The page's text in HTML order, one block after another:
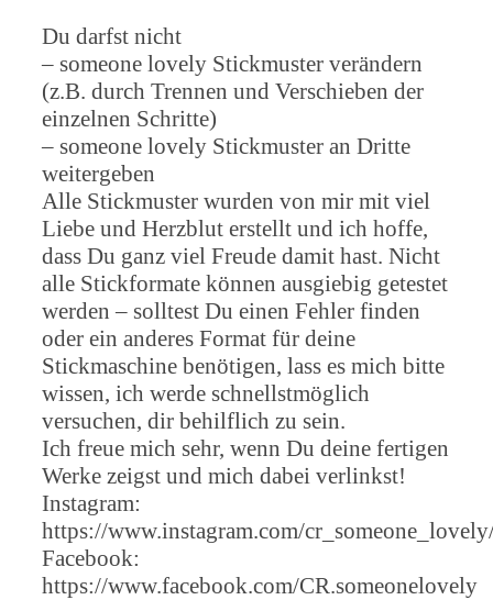
Du darfst nicht
– someone lovely Stickmuster verändern
(z.B. durch Trennen und Verschieben der
einzelnen Schritte)
– someone lovely Stickmuster an Dritte
weitergeben
Alle Stickmuster wurden von mir mit viel
Liebe und Herzblut erstellt und ich hoffe,
dass Du ganz viel Freude damit hast. Nicht
alle Stickformate können ausgiebig getestet
werden – solltest Du einen Fehler finden
oder ein anderes Format für deine
Stickmaschine benötigen, lass es mich bitte
wissen, ich werde schnellstmöglich
versuchen, dir behilflich zu sein.
Ich freue mich sehr, wenn Du deine fertigen
Werke zeigst und mich dabei verlinkst!
Instagram:
https://www.instagram.com/
Facebook:
https://www.facebook.com/CR.someonelovely